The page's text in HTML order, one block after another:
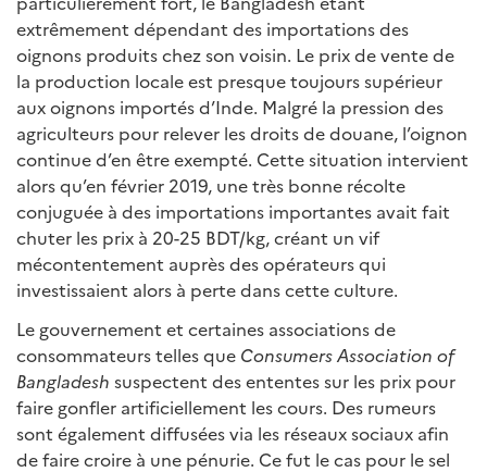
extrêmement dépendant des importations des
oignons produits chez son voisin. Le prix de vente de
la production locale est presque toujours supérieur
aux oignons importés d’Inde. Malgré la pression des
agriculteurs pour relever les droits de douane, l’oignon
continue d’en être exempté. Cette situation intervient
alors qu’en février 2019, une très bonne récolte
conjuguée à des importations importantes avait fait
chuter les prix à 20-25 BDT/kg, créant un vif
mécontentement auprès des opérateurs qui
investissaient alors à perte dans cette culture.
Le gouvernement et certaines associations de
consommateurs telles que Consumers Association of
Bangladesh suspectent des ententes sur les prix pour
faire gonfler artificiellement les cours. Des rumeurs
sont également diffusées via les réseaux sociaux afin
de faire croire à une pénurie. Ce fut le cas pour le sel